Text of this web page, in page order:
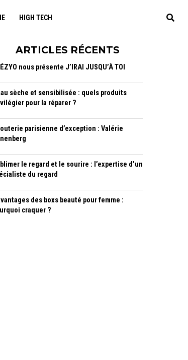
HIGH TECH
ARTICLES RÉCENTS
nous présente J’IRAI JUSQU’À TOI
sèche et sensibilisée : quels produits
pour la réparer ?
parisienne d’exception : Valérie
le regard et le sourire : l’expertise d’un
du regard
des boxs beauté pour femme :
craquer ?